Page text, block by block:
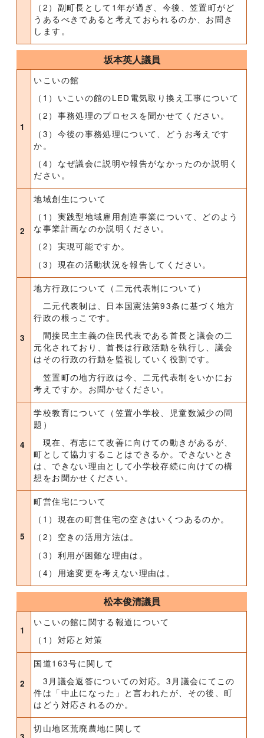
（2）副町長として1年が過ぎ、今後、笠置町がど
うあるべきであると考えておられるのか、お聞き
します。
坂本英人議員
1
いこいの館
（1）いこいの館のLED電気取り換え工事について
（2）事務処理のプロセスを聞かせてください。
（3）今後の事務処理について、どうお考えです
か。
（4）なぜ議会に説明や報告がなかったのか説明く
ださい。
2
地域創生について
（1）実践型地域雇用創造事業について、どのよう
な事業計画なのか説明ください。
（2）実現可能ですか。
（3）現在の活動状況を報告してください。
3
地方行政について（二元代表制について）
二元代表制は、日本国憲法第93条に基づく地方
行政の根っこです。
間接民主主義の住民代表である首長と議会の二
元化されており、首長は行政活動を執行し、議会
はその行政の行動を監視していく役割です。
笠置町の地方行政は今、二元代表制をいかにお
考えですか。お聞かせください。
4
学校教育について（笠置小学校、児童数減少の問
題）
現在、有志にて改善に向けての動きがあるが、
町として協力することはできるか。できないとき
は、できない理由として小学校存続に向けての構
想をお聞かせください。
5
町営住宅について
（1）現在の町営住宅の空きはいくつあるのか。
（2）空きの活用方法は。
（3）利用が困難な理由は。
（4）用途変更を考えない理由は。
松本俊清議員
1
いこいの館に関する報道について
（1）対応と対策
2
国道163号に関して
3月議会返答についての対応。3月議会にてこの
件は「中止になった」と言われたが、その後、町
はどう対応されるのか。
切山地区荒廃農地に関して